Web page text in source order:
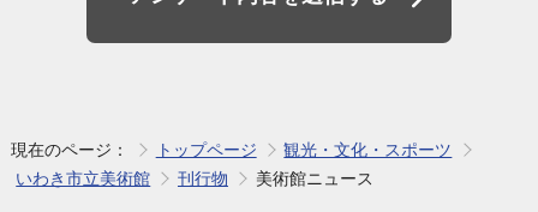
現在のページ： トップページ
観光・文化・スポーツ
いわき市立美術館
刊行物 美術館ニュース